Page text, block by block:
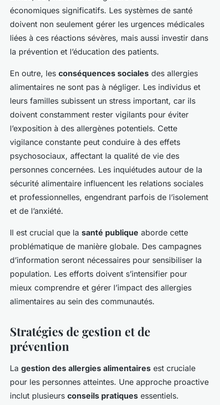
économiques significatifs. Les systèmes de santé
doivent non seulement gérer les urgences médicales
liées à ces réactions sévères, mais aussi investir dans
la prévention et l’éducation des patients.
En outre, les conséquences sociales des allergies
alimentaires ne sont pas à négliger. Les individus et
leurs familles subissent un stress important, car ils
doivent constamment rester vigilants pour éviter
l’exposition à des allergènes potentiels. Cette
vigilance constante peut conduire à des effets
psychosociaux, affectant la qualité de vie des
personnes concernées. Les inquiétudes autour de la
sécurité alimentaire influencent les relations sociales
et professionnelles, engendrant parfois de l’isolement
et de l’anxiété.
Il est crucial que la santé publique aborde cette
problématique de manière globale. Des campagnes
d’information seront nécessaires pour sensibiliser la
population. Les efforts doivent s’intensifier pour
mieux comprendre et gérer l’impact des allergies
alimentaires au sein des communautés.
Stratégies de gestion et de
prévention
La gestion des allergies alimentaires est cruciale
pour les personnes atteintes. Une approche proactive
inclut plusieurs conseils pratiques essentiels.